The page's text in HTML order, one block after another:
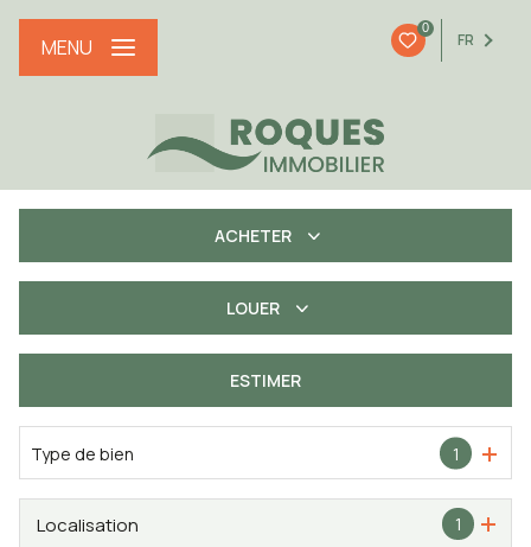
0
FR
MENU
ACHETER
De l'immo pro
LOUER
ESTIMER
Type de bien 1
1
Localisation